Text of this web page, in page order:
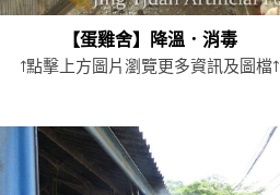
【蛋雞舍】降溫．消毒
↑點擊上方圖片瀏覽更多資訊及圖檔↑